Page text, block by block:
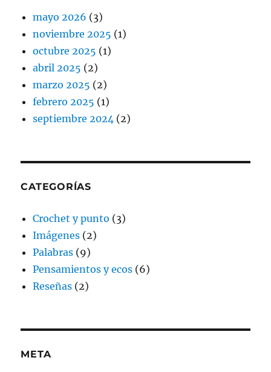
mayo 2026 (3)
noviembre 2025 (1)
octubre 2025 (1)
abril 2025 (2)
marzo 2025 (2)
febrero 2025 (1)
septiembre 2024 (2)
CATEGORÍAS
Crochet y punto (3)
Imágenes (2)
Palabras (9)
Pensamientos y ecos (6)
Reseñas (2)
META